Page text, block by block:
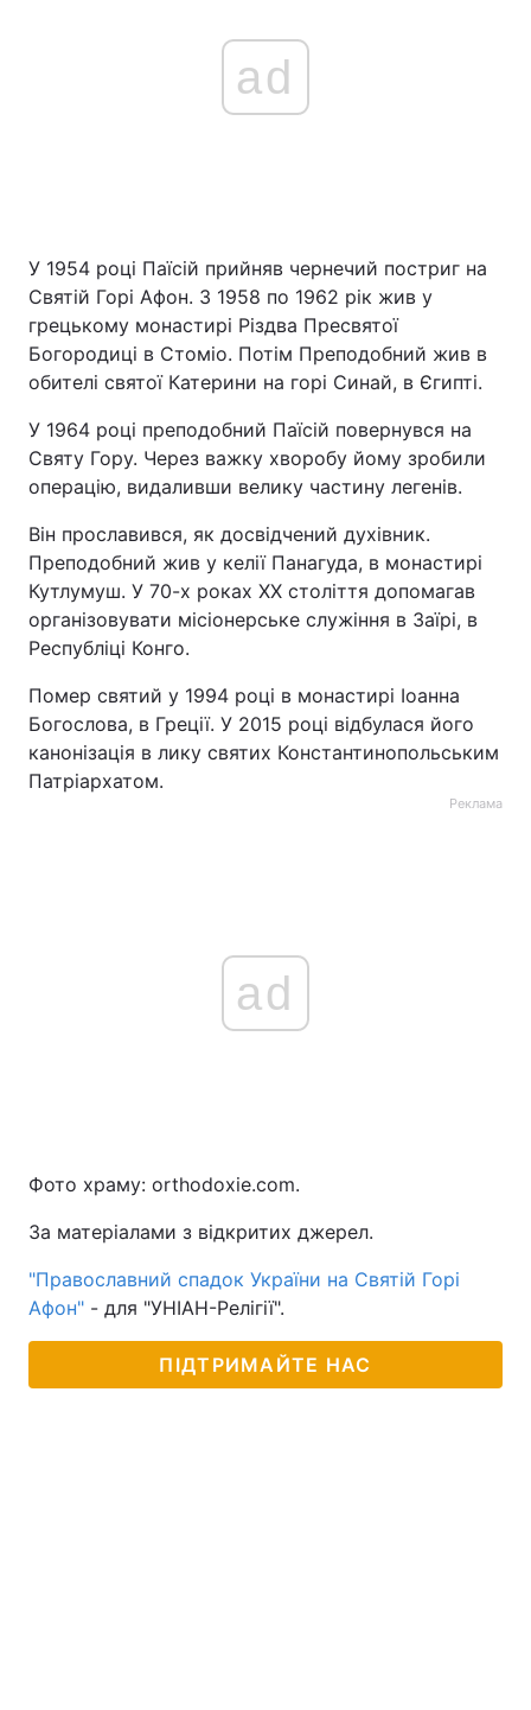
ad
У 1954 році Паїсій прийняв чернечий постриг на
Святій Горі Афон. З 1958 по 1962 рік жив у
грецькому монастирі Різдва Пресвятої
Богородиці в Стоміо. Потім Преподобний жив в
обителі святої Катерини на горі Синай, в Єгипті.
У 1964 році преподобний Паїсій повернувся на
Святу Гору. Через важку хворобу йому зробили
операцію, видаливши велику частину легенів.
Він прославився, як досвідчений духівник.
Преподобний жив у келії Панагуда, в монастирі
Кутлумуш. У 70-х роках ХХ століття допомагав
організовувати місіонерське служіння в Заїрі, в
Республіці Конго.
Помер святий у 1994 році в монастирі Іоанна
Богослова, в Греції. У 2015 році відбулася його
канонізація в лику святих Константинопольським
Патріархатом.
Реклама
ad
Фото храму: orthodoxie.com.
За матеріалами з відкритих джерел.
"Православний спадок України на Святій Горі
Афон" - для "УНІАН-Релігії".
ПІДТРИМАЙТЕ НАС